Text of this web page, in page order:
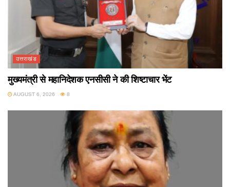
उत्तराखंड
मुख्यमंत्री से महानिदेशक एनसीसी ने की शिष्टाचार भेंट
AUGUST 6, 2026 8